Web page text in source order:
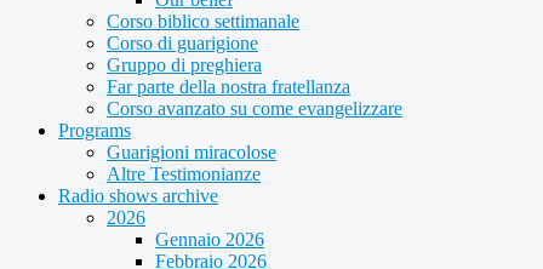
Corso biblico settimanale
Corso di guarigione
Gruppo di preghiera
Far parte della nostra fratellanza
Corso avanzato su come evangelizzare
Programs
Guarigioni miracolose
Altre Testimonianze
Radio shows archive
2026
Gennaio 2026
Febbraio 2026